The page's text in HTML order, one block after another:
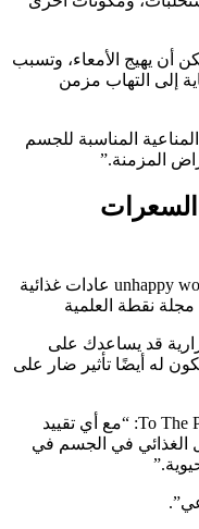
أن يهيج الأمعاء، وتسبب
إلى التهاب مزمن
المناسبة للجسم
المزمنة.”
قد يساعدك على
له أيضًا تأثير ضار على
تقول Rachel Fine، مالكة To The Pointe Nutrition: “مع أي تقييد
الغذائي في الجسم في